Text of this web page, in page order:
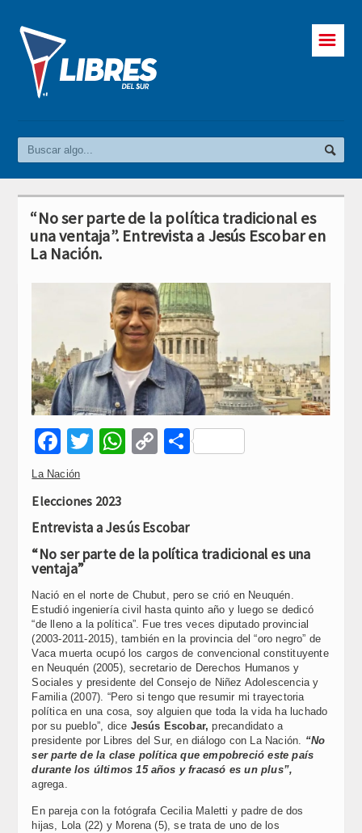
☰
“No ser parte de la política tradicional es
una ventaja”. Entrevista a Jesús Escobar en
La Nación.
Facebook
Twitter
WhatsApp
CopyCompartir
La Nación
Elecciones 2023
Entrevista a Jesús Escobar
“No ser parte de la política tradicional es una
ventaja”
Nació en el norte de Chubut, pero se crió en Neuquén.
Estudió ingeniería civil hasta quinto año y luego se dedicó
“de lleno a la política”. Fue tres veces diputado provincial
(2003-2011-2015), también en la provincia del “oro negro” de
Vaca muerta ocupó los cargos de convencional constituyente
en Neuquén (2005), secretario de Derechos Humanos y
Sociales y presidente del Consejo de Niñez Adolescencia y
Familia (2007). “Pero si tengo que resumir mi trayectoria
política en una cosa, soy alguien que toda la vida ha luchado
por su pueblo”, dice Jesús Escobar, precandidato a
presidente por Libres del Sur, en diálogo con La Nación. “No
ser parte de la clase política que empobreció este país
durante los últimos 15 años y fracasó es un plus”,
agrega.
En pareja con la fotógrafa Cecilia Maletti y padre de dos
hijas, Lola (22) y Morena (5), se trata de uno de los